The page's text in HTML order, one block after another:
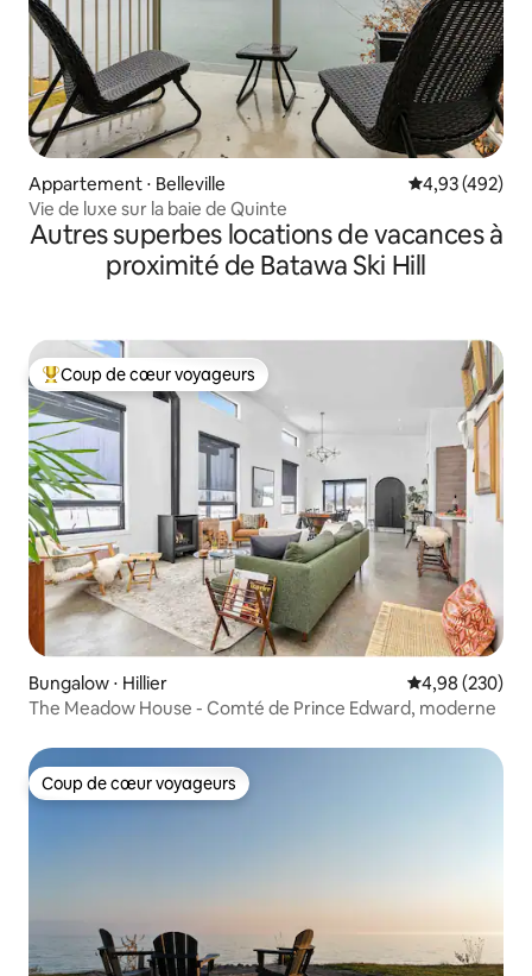
Appartement ⋅ Belleville Évaluation
4,93 (492)
Vie de luxe sur la baie de Quinte
Autres superbes locations de vacances à
proximité de Batawa Ski Hill
Coups de cœur voyageurs les plus appréciés
Coup de cœur voyageurs
Bungalow ⋅ Hillier Évaluation
4,98 (230)
The Meadow House - Comté de Prince Edward, moderne
Coup de cœur voyageurs
Coup de cœur voyageurs